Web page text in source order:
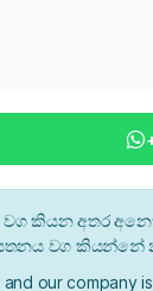
කියන අතර
වග කියන්නේ
our company